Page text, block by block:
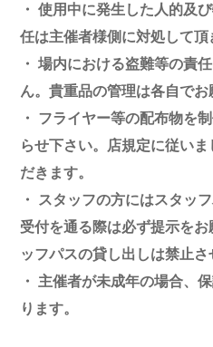
・ 使用中に発生した人的及
任は主催者様側に対処して頂
・ 場内における盗難等の責
ん。貴重品の管理は各自でお
・ フライヤー等の配布物を
らせ下さい。店規定に従い
だきます。
・ スタッフの方にはスタッ
受付を通る際は必ず提示を
ッフパスの貸し出しは禁止さ
・ 主催者が未成年の場合、
ります。